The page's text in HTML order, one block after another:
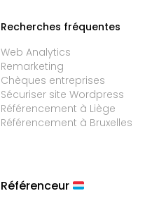
Recherches fréquentes
Web Analytics
Remarketing
Chèques entreprises
Sécuriser site Wordpress
Référencement à Liège
Référencement à Bruxelles
Référenceur